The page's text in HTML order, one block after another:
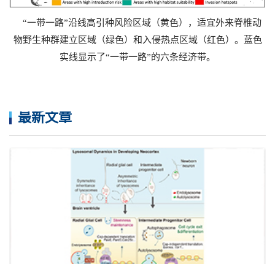
“一带一路”沿线高引种风险区域（黄色），适宜外来脊椎动
物野生种群建立区域（绿色）和入侵热点区域（红色）。
蓝色
实线显示了“一带一路”的六条经济带。
最新文章